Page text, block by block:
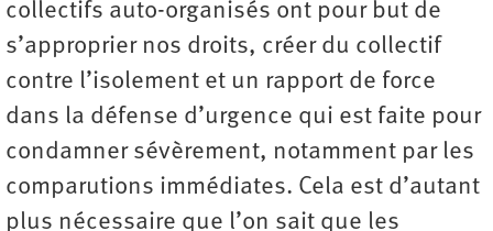
collectifs auto-organisés ont pour but de
s’approprier nos droits, créer du collectif
contre l’isolement et un rapport de force
dans la défense d’urgence qui est faite pour
condamner sévèrement, notamment par les
comparutions immédiates. Cela est d’autant
plus nécessaire que l’on sait que les